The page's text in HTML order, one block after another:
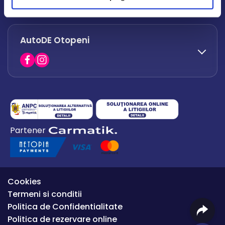
office.afumati@autode.ro
0730 063 852
0730 063 851
AutoDE Otopeni
0754 649 360
office.premium@autode.ro
Partener
Cookies
Termeni si conditii
Politica de Confidentialitate
Politica de rezervare online